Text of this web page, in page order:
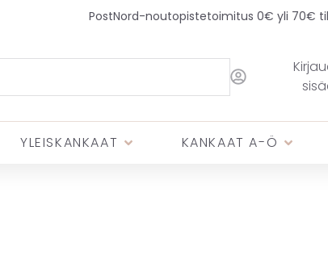
PostNord-noutopistetoimitus 0€ yli 70€
YLEISKANKAAT KANKAAT A-Ö